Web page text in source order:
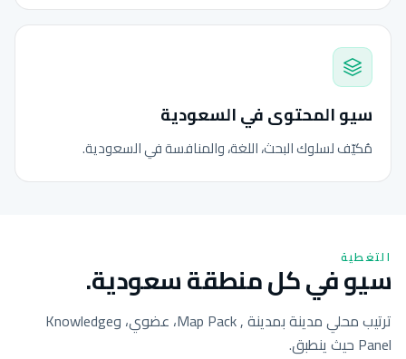
سيو المحتوى في السعودية
مُكيّف لسلوك البحث، اللغة، والمنافسة في السعودية.
التغطية
سيو في كل منطقة سعودية.
ترتيب محلي مدينة بمدينة , Map Pack، عضوي، وKnowledge
Panel حيث ينطبق.